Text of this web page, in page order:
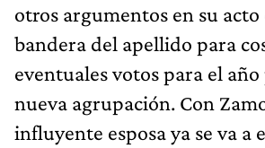
otros argumentos en su acto
bandera del apellido para
eventuales votos para el
nueva agrupación. Con
influyente esposa ya se va a